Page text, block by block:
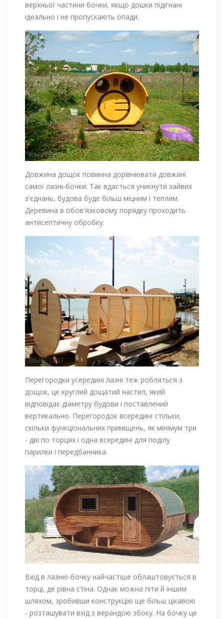
верхньої частини бочки, якщо дошки підігнані
ідеально і не пропускають опади.
Довжина дощок повинна дорівнювати довжині
самої лазні-бочки. Так вдасться уникнути зайвих
з'єднань, будова буде більш міцним і теплим.
Деревина в обов'язковому порядку проходить
антисептичну обробку.
Перегородки усередині лазні теж робляться з
дощок, це круглий дощатий настил, який
відповідає діаметру будови і поставлений
вертикально. Перегородок всередині стільки,
скільки функціональних приміщень, як мінімум три
- дві по торцях і одна всередині для поділу
парилки і передбанника.
Вхід в лазню-бочку найчастіше облаштовується в
торці, де рівна стіна. Однак можна піти й іншим
шляхом, зробивши конструкцію ще більш цікавою
- розташувати вхід з верандою збоку. На бочку це